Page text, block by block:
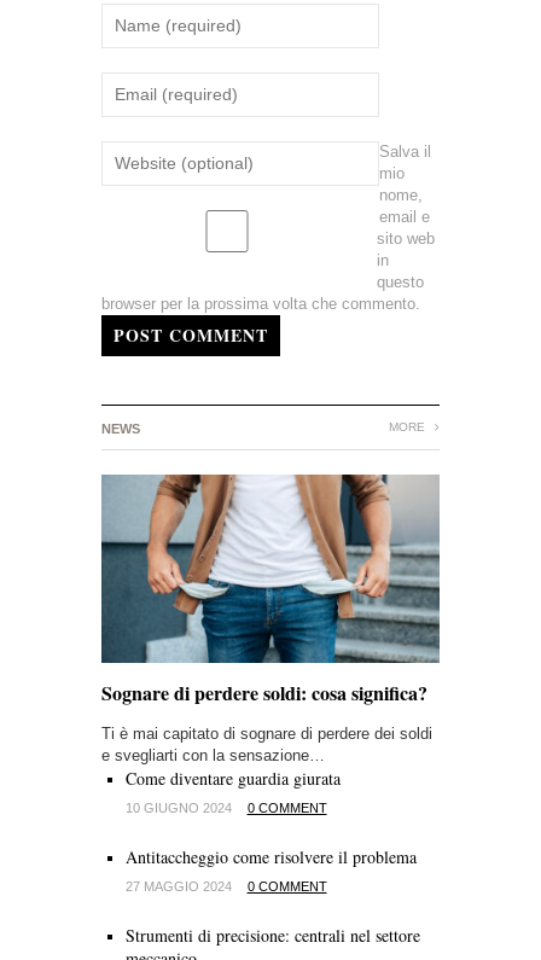
Salva il
mio
nome,
email e
sito web
in
questo
browser per la prossima volta che commento.
POST COMMENT
NEWS MORE
Sognare di perdere soldi: cosa significa?
Ti è mai capitato di sognare di perdere dei soldi
e svegliarti con la sensazione…
Come diventare guardia giurata
10 GIUGNO 2024 0 COMMENT
Antitaccheggio come risolvere il problema
27 MAGGIO 2024 0 COMMENT
Strumenti di precisione: centrali nel settore